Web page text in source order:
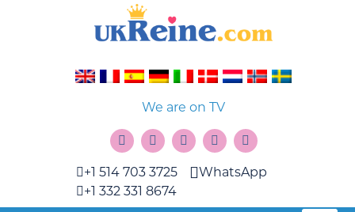
We are on TV
+1 514 703 3725
+1 332 331 8674
WhatsApp